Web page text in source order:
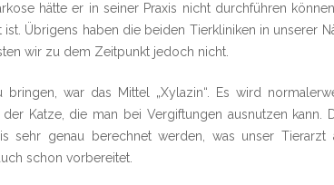
hätte er in seiner Praxis nicht durchführen
Übrigens haben die beiden Tierkliniken in unserer
wir zu dem Zeitpunkt jedoch nicht.
war das Mittel „Xylazin“. Es wird
Katze, die man bei Vergiftungen ausnutzen
sehr genau berechnet werden, was unser
schon vorbereitet.